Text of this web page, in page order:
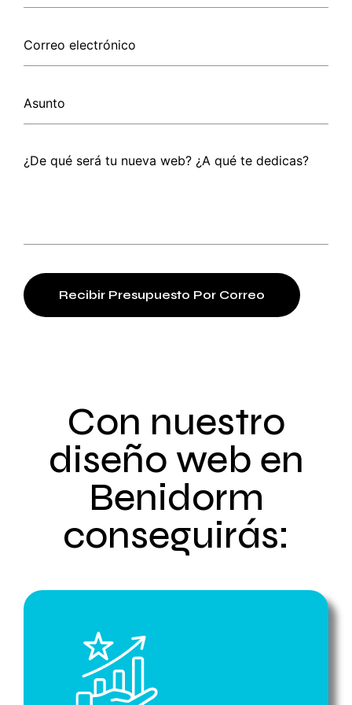
Recibir Presupuesto Por Correo
Con nuestro
diseño web en
Benidorm
conseguirás: